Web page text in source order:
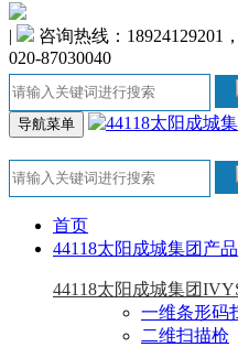
|
 咨询热线：
020-87030040
导航菜单
首页
44118太阳成城集团产品
44118太阳成城集团
一维条形码
二维扫描枪